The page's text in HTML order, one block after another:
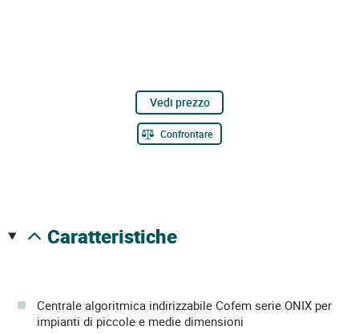
Vedi prezzo
Confrontare
caratteristiche
Centrale algoritmica indirizzabile Cofem serie ONIX per
impianti di piccole e medie dimensioni